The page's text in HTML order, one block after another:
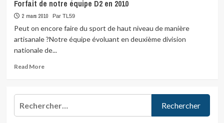
Forfait de notre équipe D2 en 2010
2 mars 2010 Par TL59
Peut on encore faire du sport de haut niveau de manière
artisanale ?Notre équipe évoluant en deuxième division
nationale de...
Read MoreRead
Forfait